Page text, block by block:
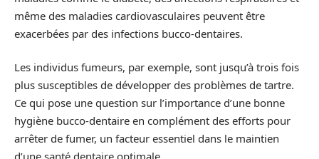
même des maladies cardiovasculaires peuvent être
exacerbées par des infections bucco-dentaires.
Les individus fumeurs, par exemple, sont jusqu’à trois fois
plus susceptibles de développer des problèmes de tartre.
Ce qui pose une question sur l’importance d’une bonne
hygiène bucco-dentaire en complément des efforts pour
arrêter de fumer, un facteur essentiel dans le maintien
d’une santé dentaire optimale.